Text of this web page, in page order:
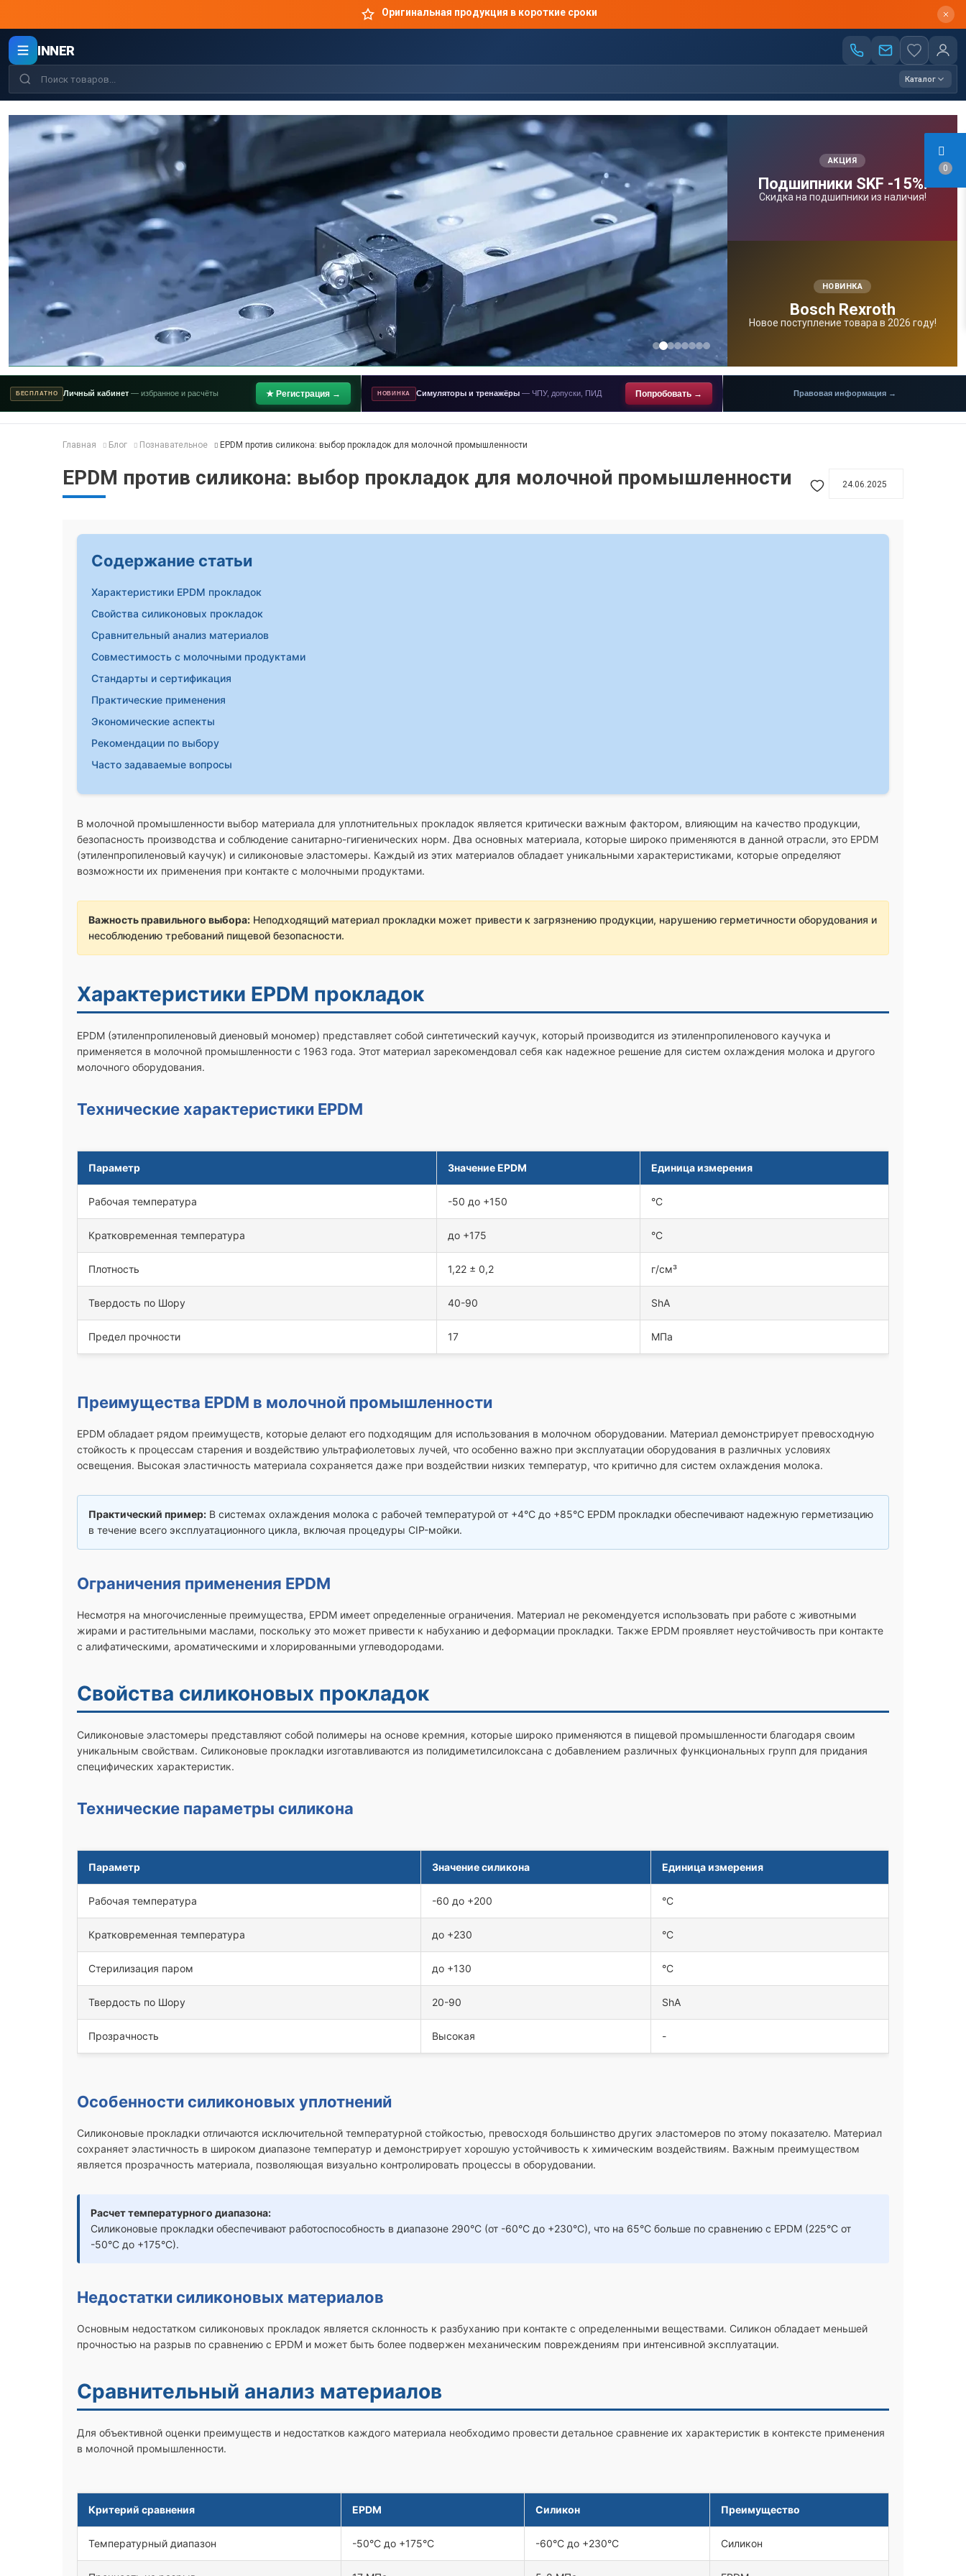
0
Производство по чертежам
INNER
Каталог
АКЦИЯ
Подшипники SKF -15%!
Скидка на подшипники из наличия!
НОВИНКА
Bosсh Rexroth
Новое поступление товара в 2026 году!
БЕСПЛАТНО Личный кабинет — избранное и расчёты ★ Регистрация → НОВИНКА Симуляторы и тренажёры— ЧПУ, допуски, ПИД Попробовать → Правовая информация →
Главная Блог Познавательное EPDM против силикона: выбор прокладок для молочной промышленности
EPDM против силикона: выбор прокладок для молочной промышленности 24.06.2025
Содержание статьи
Характеристики EPDM прокладок
Свойства силиконовых прокладок
Сравнительный анализ материалов
Совместимость с молочными продуктами
Стандарты и сертификация
Практические применения
Экономические аспекты
Рекомендации по выбору
Часто задаваемые вопросы
В молочной промышленности выбор материала для уплотнительных прокладок является критически важным фактором, влияющим на качество продукции,
безопасность производства и соблюдение санитарно-гигиенических норм. Два основных материала, которые широко применяются в данной отрасли, это EPDM
(этиленпропиленовый каучук) и силиконовые эластомеры. Каждый из этих материалов обладает уникальными характеристиками, которые определяют
возможности их применения при контакте с молочными продуктами.
Важность правильного выбора: Неподходящий материал прокладки может привести к загрязнению продукции, нарушению герметичности оборудования и
несоблюдению требований пищевой безопасности.
Характеристики EPDM прокладок
EPDM (этиленпропиленовый диеновый мономер) представляет собой синтетический каучук, который производится из этиленпропиленового каучука и
применяется в молочной промышленности с 1963 года. Этот материал зарекомендовал себя как надежное решение для систем охлаждения молока и другого
молочного оборудования.
Технические характеристики EPDM
Параметр Значение EPDM Единица измерения
Рабочая температура -50 до +150 °C
Кратковременная температура до +175 °C
Плотность 1,22 ± 0,2 г/см³
Твердость по Шору 40-90 ShA
Предел прочности 17 МПа
Преимущества EPDM в молочной промышленности
EPDM обладает рядом преимуществ, которые делают его подходящим для использования в молочном оборудовании. Материал демонстрирует превосходную
стойкость к процессам старения и воздействию ультрафиолетовых лучей, что особенно важно при эксплуатации оборудования в различных условиях
освещения. Высокая эластичность материала сохраняется даже при воздействии низких температур, что критично для систем охлаждения молока.
Практический пример: В системах охлаждения молока с рабочей температурой от +4°C до +85°C EPDM прокладки обеспечивают надежную герметизацию
в течение всего эксплуатационного цикла, включая процедуры CIP-мойки.
Ограничения применения EPDM
Несмотря на многочисленные преимущества, EPDM имеет определенные ограничения. Материал не рекомендуется использовать при работе с животными
жирами и растительными маслами, поскольку это может привести к набуханию и деформации прокладки. Также EPDM проявляет неустойчивость при контакте
с алифатическими, ароматическими и хлорированными углеводородами.
Свойства силиконовых прокладок
Силиконовые эластомеры представляют собой полимеры на основе кремния, которые широко применяются в пищевой промышленности благодаря своим
уникальным свойствам. Силиконовые прокладки изготавливаются из полидиметилсилоксана с добавлением различных функциональных групп для придания
специфических характеристик.
Технические параметры силикона
Параметр Значение силикона Единица измерения
Рабочая температура -60 до +200 °C
Кратковременная температура до +230 °C
Стерилизация паром до +130 °C
Твердость по Шору 20-90 ShA
Прозрачность Высокая -
Особенности силиконовых уплотнений
Силиконовые прокладки отличаются исключительной температурной стойкостью, превосходя большинство других эластомеров по этому показателю. Материал
сохраняет эластичность в широком диапазоне температур и демонстрирует хорошую устойчивость к химическим воздействиям. Важным преимуществом
является прозрачность материала, позволяющая визуально контролировать процессы в оборудовании.
Расчет температурного диапазона:
Силиконовые прокладки обеспечивают работоспособность в диапазоне 290°C (от -60°C до +230°C), что на 65°C больше по сравнению с EPDM (225°C от
-50°C до +175°C).
Недостатки силиконовых материалов
Основным недостатком силиконовых прокладок является склонность к разбуханию при контакте с определенными веществами. Силикон обладает меньшей
прочностью на разрыв по сравнению с EPDM и может быть более подвержен механическим повреждениям при интенсивной эксплуатации.
Сравнительный анализ материалов
Для объективной оценки преимуществ и недостатков каждого материала необходимо провести детальное сравнение их характеристик в контексте применения
в молочной промышленности.
Критерий сравнения EPDM Силикон Преимущество
Температурный диапазон -50°C до +175°C -60°C до +230°C Силикон